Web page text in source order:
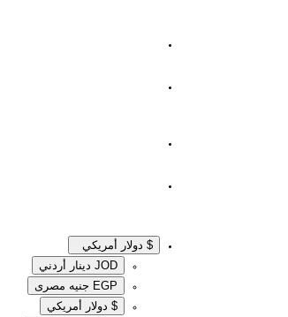
$ دولار أمريكي
JOD دينار أردني
EGP جنيه مصرى‎
$ دولار أمريكي